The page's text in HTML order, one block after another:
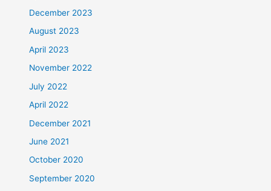
December 2023
August 2023
April 2023
November 2022
July 2022
April 2022
December 2021
June 2021
October 2020
September 2020